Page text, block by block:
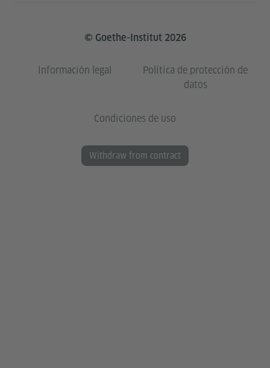
© Goethe-Institut 2026
Información legal
Política de protección de
datos
Condiciones de uso
Withdraw from contract